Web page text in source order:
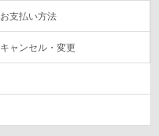
お支払い方法
キャンセル・変更